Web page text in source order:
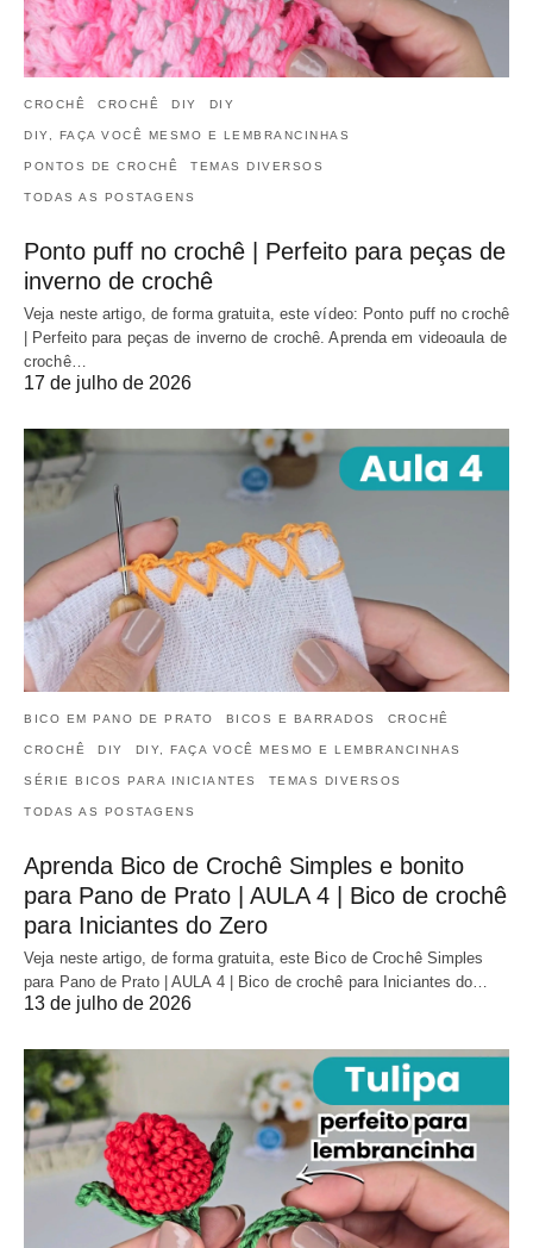
CROCHÊ CROCHÊ DIY DIY
DIY, FAÇA VOCÊ MESMO E LEMBRANCINHAS
PONTOS DE CROCHÊ TEMAS DIVERSOS
TODAS AS POSTAGENS
Ponto puff no crochê | Perfeito para peças de
inverno de crochê
Veja neste artigo, de forma gratuita, este vídeo: Ponto puff no crochê
| Perfeito para peças de inverno de crochê. Aprenda em videoaula de
crochê…
17 de julho de 2026
BICO EM PANO DE PRATO BICOS E BARRADOS CROCHÊ
CROCHÊ DIY DIY, FAÇA VOCÊ MESMO E LEMBRANCINHAS
SÉRIE BICOS PARA INICIANTES TEMAS DIVERSOS
TODAS AS POSTAGENS
Aprenda Bico de Crochê Simples e bonito
para Pano de Prato | AULA 4 | Bico de crochê
para Iniciantes do Zero
Veja neste artigo, de forma gratuita, este Bico de Crochê Simples
para Pano de Prato | AULA 4 | Bico de crochê para Iniciantes do…
13 de julho de 2026